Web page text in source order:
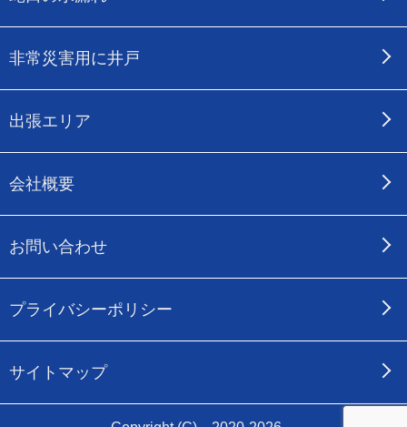
非常災害用に井戸
出張エリア
会社概要
お問い合わせ
プライバシーポリシー
サイトマップ